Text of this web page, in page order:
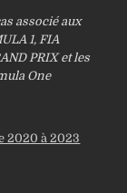
associé aux
1, FIA
PRIX et les
One
2020 à 2023